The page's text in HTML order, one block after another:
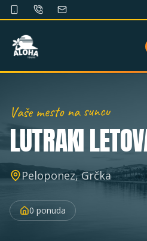
Vaše mesto na suncu
LUTRAKI
Peloponez, Grčka
0 ponuda